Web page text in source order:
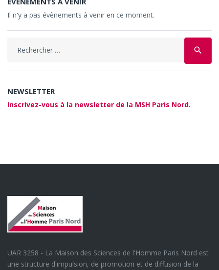
Il n'y a pas évènements à venir en ce moment.
search
NEWSLETTER
Inscrivez-vous à la newsletter de la MSH Paris Nord.
UAR 3258 - La Maison des Sciences de l'Homme Paris Nord est
une structure d'impulsion, de promotion et de diffusion de la